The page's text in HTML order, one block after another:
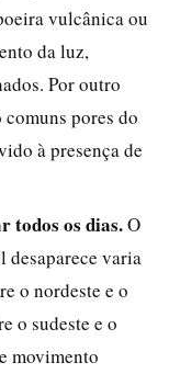
vulcânica ou
da luz,
Por outro
pores do
à presença de
todos os dias.O
desaparece varia
o nordeste e o
o sudeste e o
movimento